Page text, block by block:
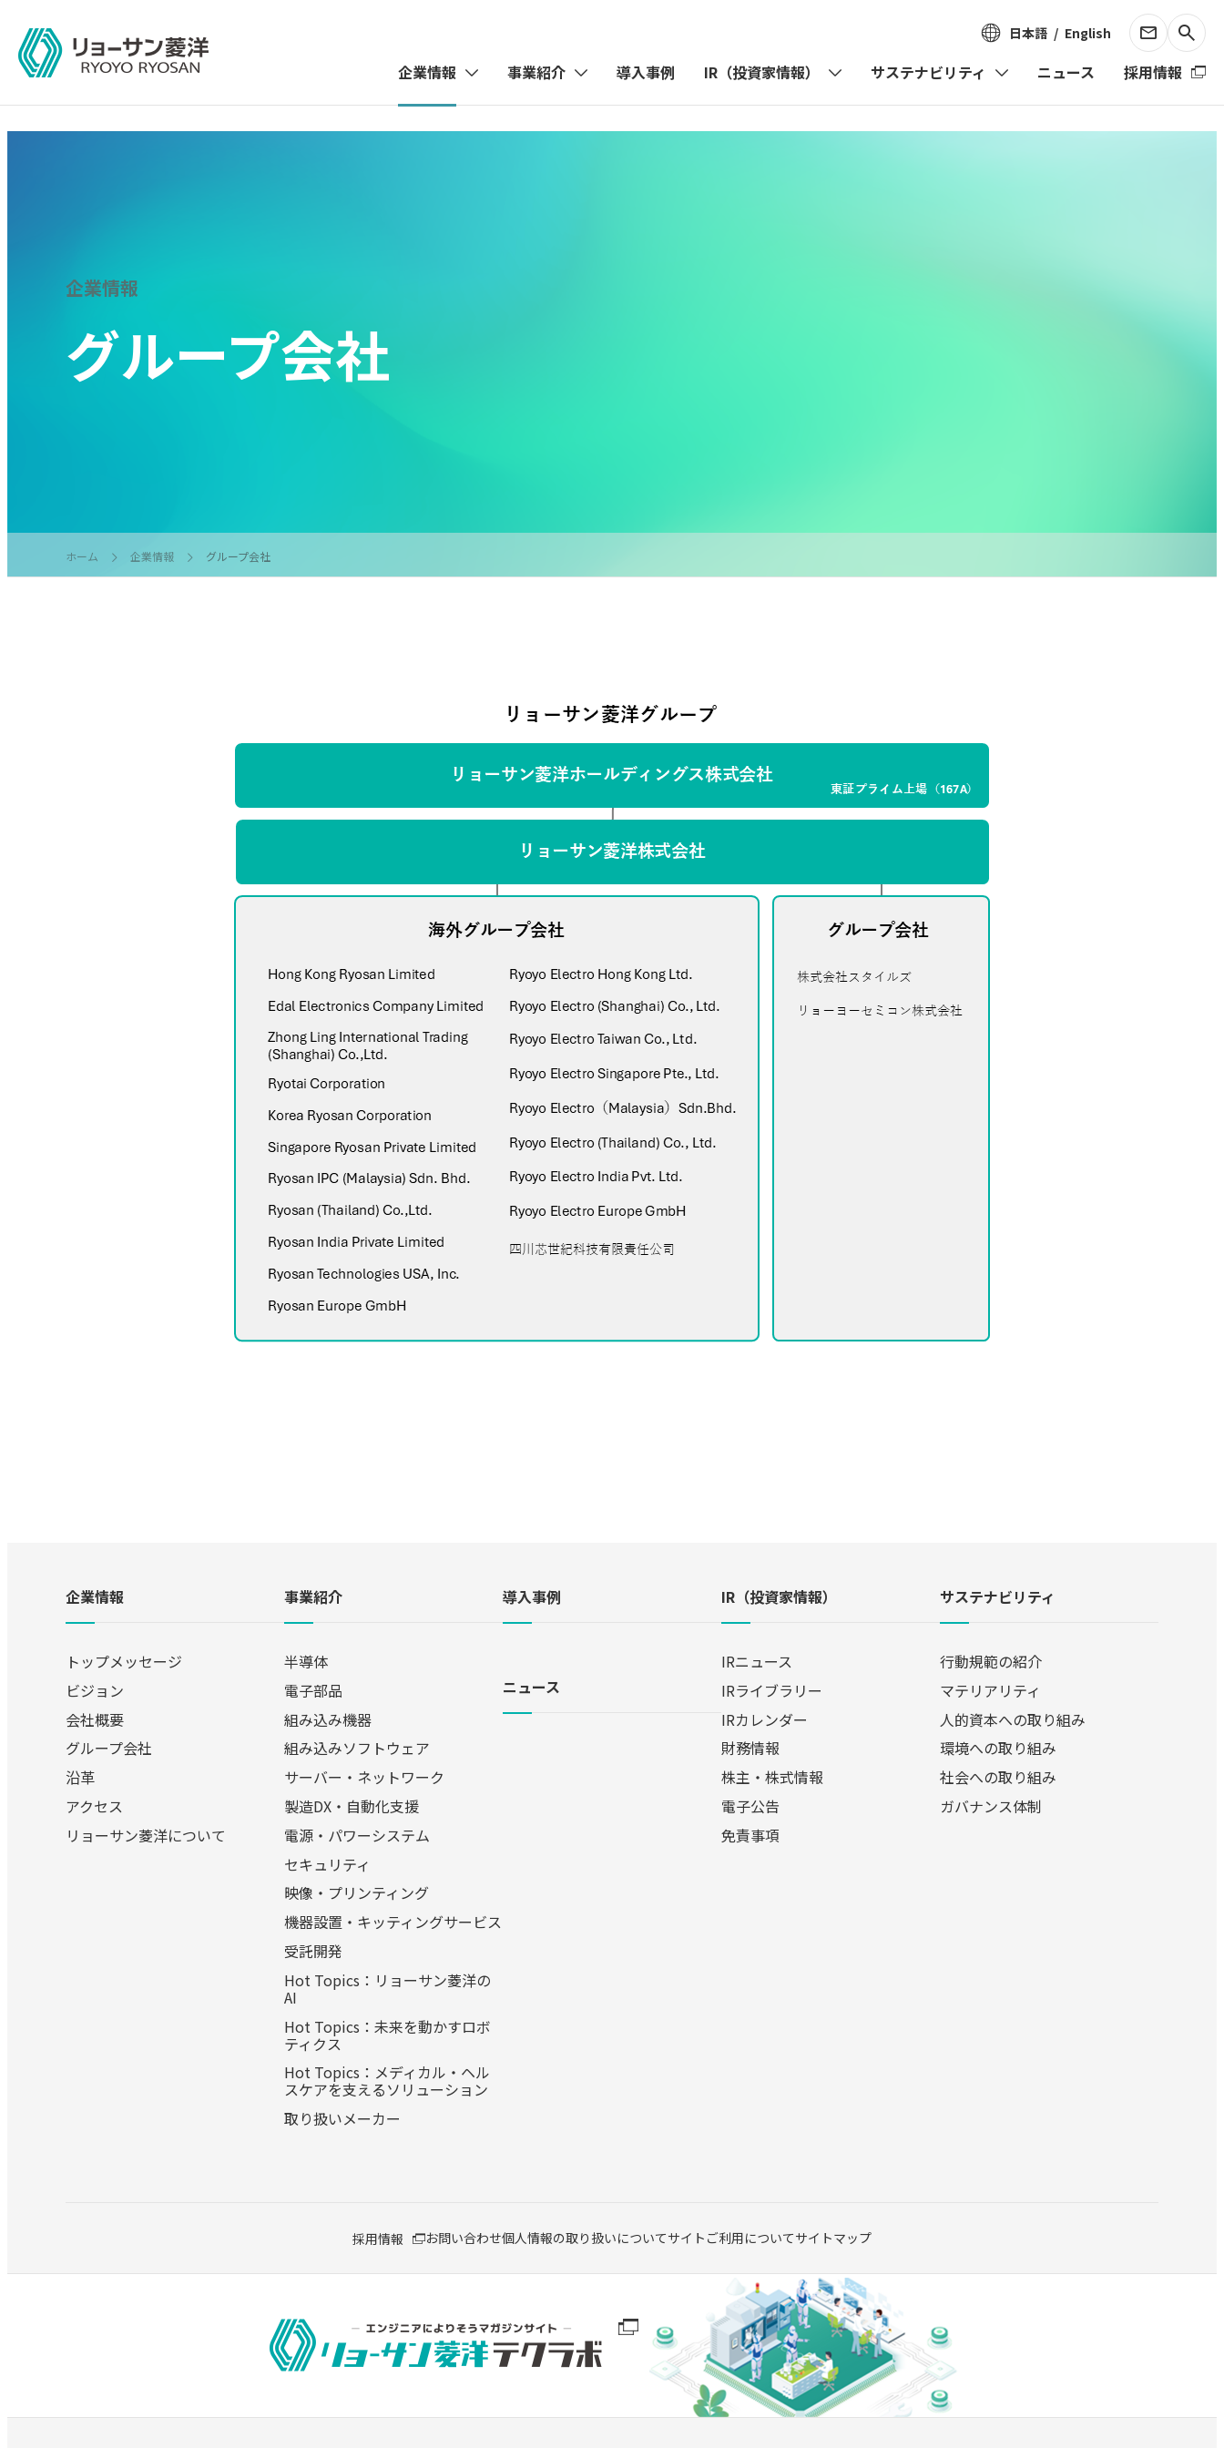
日本語 English
企業情報 事業紹介 導入事例 IR（投資家情報） サステナビリティ ニュース 採用情報
企業情報
グループ会社
ホーム 企業情報 グループ会社
企業情報
トップメッセージ
ビジョン
会社概要
グループ会社
沿革
アクセス
リョーサン菱洋について
事業紹介
半導体
電子部品
組み込み機器
組み込みソフトウェア
サーバー・ネットワーク
製造DX・自動化支援
電源・パワーシステム
セキュリティ
映像・プリンティング
機器設置・キッティングサービス
受託開発
Hot Topics：リョーサン菱洋の
AI
Hot Topics：未来を動かすロボ
ティクス
Hot Topics：メディカル・ヘル
スケアを支えるソリューション
取り扱いメーカー
導入事例
ニュース
IR（投資家情報）
IRニュース
IRライブラリー
IRカレンダー
財務情報
株主・株式情報
電子公告
免責事項
サステナビリティ
行動規範の紹介
マテリアリティ
人的資本への取り組み
環境への取り組み
社会への取り組み
ガバナンス体制
採用情報 お問い合わせ個人情報の取り扱いについてサイトご利用についてサイトマップ